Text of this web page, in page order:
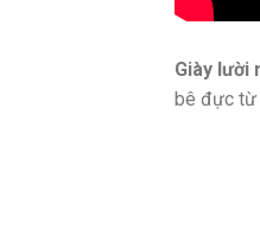
Giày lười
bê đực từ